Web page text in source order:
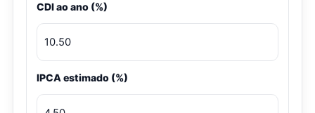
CDI ao ano (%)
IPCA estimado (%)